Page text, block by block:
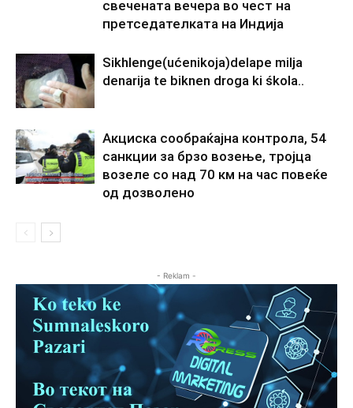
свечената вечера во чест на
претседателката на Индија
Sikhlenge(ućenikoja)delape milja
denarija te biknen droga ki śkola..
Акциска сообраќајна контрола, 54
санкции за брзо возење, тројца
возеле со над 70 км на час повеќе
од дозволено
- Reklam -